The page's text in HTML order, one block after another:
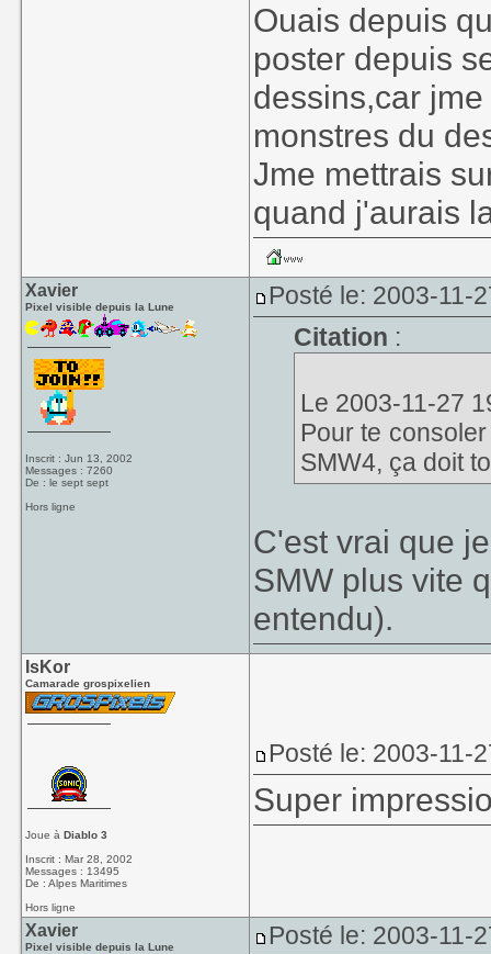
Ouais depuis
poster depuis
dessins,car
monstres du
Jme mettrais
quand j'aurais
Xavier
Pixel visible depuis la Lune
Inscrit : Jun 13, 2002
Messages : 7260
De : le sept sept
Hors ligne
Posté le: 2003-11-
Citation :
Le 2003-11-27
Pour te
SMW4, ça doit
C'est vrai que
SMW plus vite
entendu).
IsKor
Camarade grospixelien
Joue àDiablo 3
Inscrit : Mar 28, 2002
Messages : 13495
De : Alpes Maritimes
Hors ligne
Posté le: 2003-11-
Super
Xavier
Pixel visible depuis la Lune
Posté le: 2003-11-